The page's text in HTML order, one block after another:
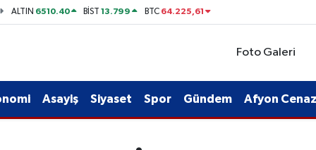
ALTIN 6510.40 BİST13.799 BTC 64.225,61
Foto Galeri
Asayiş Siyaset Spor Gündem Afyon